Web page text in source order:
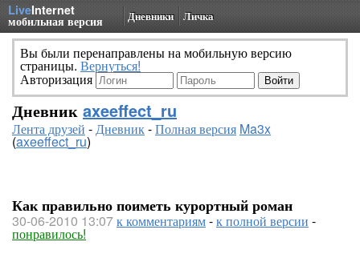
LiveInternet
мобильная версия Дневники Личка
Вы были перенаправлены на мобильную версию
страницы. Вернуться!
Авторизация
Дневник axeeffect_ru
Лента друзей -Дневник-Полная версия Ma3x
(axeeffect_ru)
Как правильно поиметь курортный роман
30-06-2010 13:07к комментариям-к полной версии -
понравилось!